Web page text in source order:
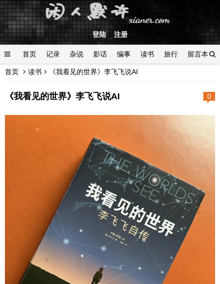
登陆 注册
首页 记录 杂说 影话 编事 读书 旅行 留言本
登陆
首页 读书 《我看见的世界》李飞飞说AI
0
《我看见的世界》李飞飞说AI